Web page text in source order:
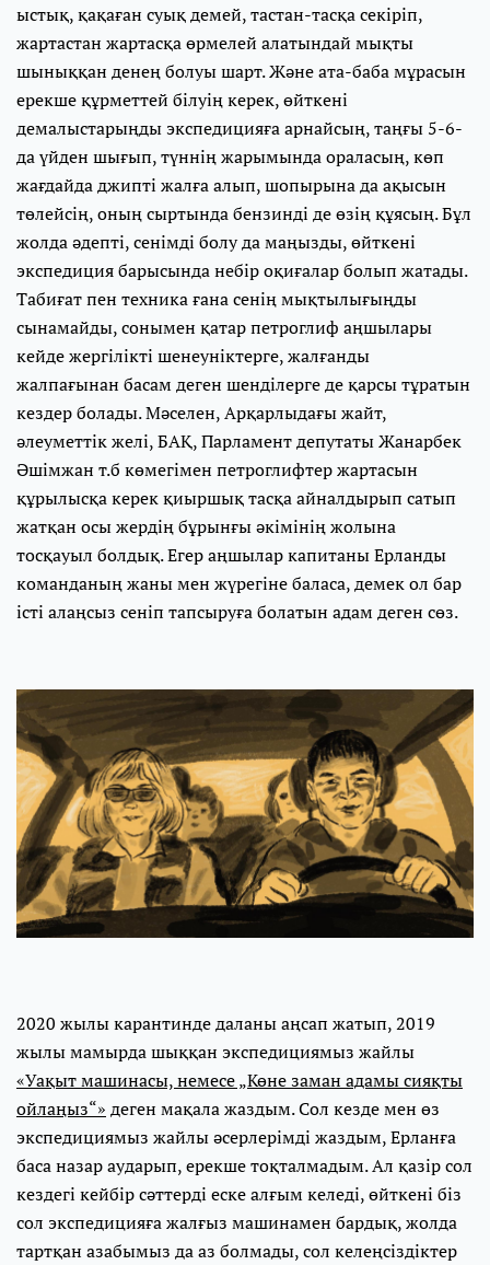
ыстық, қақаған суық демей, тастан-тасқа секіріп,
жартастан жартасқа өрмелей алатындай мықты
шыныққан денең болуы шарт. Және ата-баба мұрасын
ерекше құрметтей білуің керек, өйткені
демалыстарыңды экспедицияға арнайсың, таңғы 5-6-
да үйден шығып, түннің жарымында ораласың, көп
жағдайда джипті жалға алып, шопырына да ақысын
төлейсің, оның сыртында бензинді де өзің құясың. Бұл
жолда әдепті, сенімді болу да маңызды, өйткені
экспедиция барысында небір оқиғалар болып жатады.
Табиғат пен техника ғана сенің мықтылығыңды
сынамайды, сонымен қатар петроглиф аңшылары
кейде жергілікті шенеуніктерге, жалғанды
жалпағынан басам деген шенділерге де қарсы тұратын
кездер болады. Мәселен, Арқарлыдағы жайт,
әлеуметтік желі, БАҚ, Парламент депутаты Жанарбек
Әшімжан т.б көмегімен петроглифтер жартасын
құрылысқа керек қиыршық тасқа айналдырып сатып
жатқан осы жердің бұрынғы әкімінің жолына
тосқауыл болдық. Егер аңшылар капитаны Ерланды
команданың жаны мен жүрегіне баласа, демек ол бар
істі алаңсыз сеніп тапсыруға болатын адам деген сөз.
2020 жылы карантинде даланы аңсап жатып, 2019
жылы мамырда шыққан экспедициямыз жайлы
«Уақыт машинасы, немесе „Көне заман адамы сияқты
ойлаңыз“» деген мақала жаздым. Сол кезде мен өз
экспедициямыз жайлы әсерлерімді жаздым, Ерланға
баса назар аударып, ерекше тоқталмадым. Ал қазір сол
кездегі кейбір сәттерді еске алғым келеді, өйткені біз
сол экспедицияға жалғыз машинамен бардық, жолда
тартқан азабымыз да аз болмады, сол келеңсіздіктер